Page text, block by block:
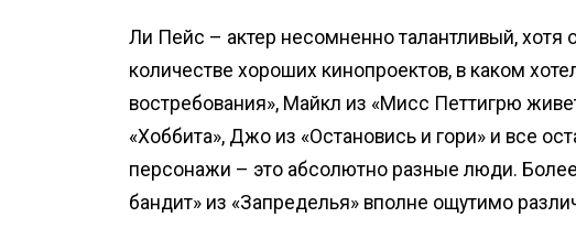
Ли Пейс – актер несомненно талантливый, хотя
количестве хороших кинопроектов, в каком
востребования», Майкл из «Мисс Петтигрю
«Хоббита», Джо из «Остановись и гори» и все
персонажи – это абсолютно разные люди.
бандит» из «Запределья» вполне ощутимо